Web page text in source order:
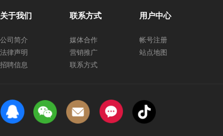
关于我们
公司简介
法律声明
招聘信息
联系方式
媒体合作
营销推广
联系方式
用户中心
帐号注册
站点地图